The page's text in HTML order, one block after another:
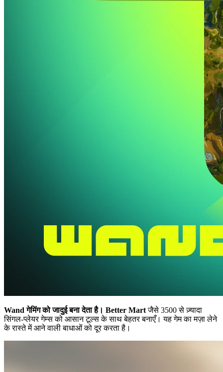
Wand गेमिंग को जादुई बना देता है। Better Martजैसे 3500 से ज़्यादा
सिंगल-प्लेयर गेम्स को आसान टूल्स के साथ बेहतर बनाएँ। यह गेम का मज़ा लेने
के रास्ते में आने वाली बाधाओं को दूर करता है।